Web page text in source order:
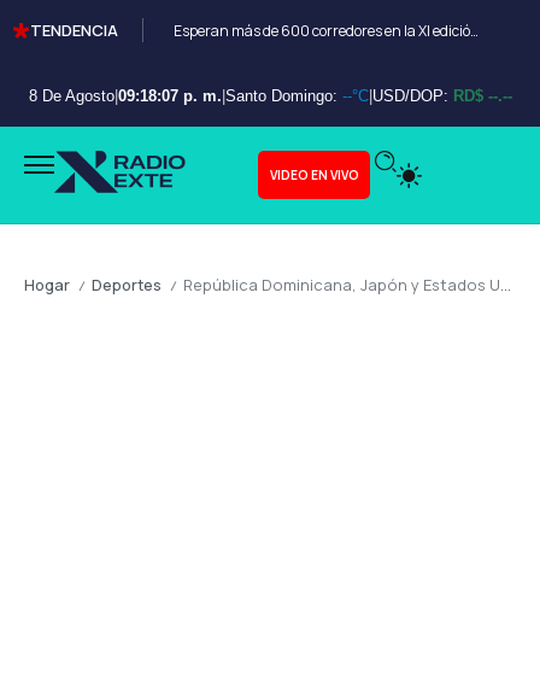
TENDENCIA Esperan más de 600 corredores en la XI edición del Bayahibe 10K
8 De Agosto| 09:18:08 p. m. Santo Domingo: --°C| USD/DOP: RD$ --.--
VIDEO EN VIVO
Hogar / Deportes / República Dominicana, Japón y Estados Unidos imponen su jerarquía en el inicio del Clásico Mundial de Béisbol